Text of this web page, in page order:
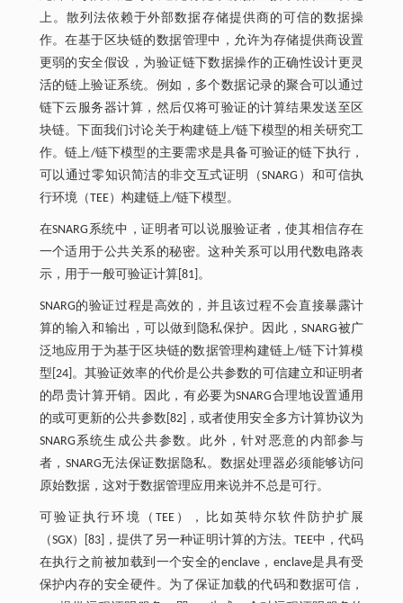
上。散列法依赖于外部数据存储提供商的可信的数据操
作。在基于区块链的数据管理中，允许为存储提供商设置
更弱的安全假设，为验证链下数据操作的正确性设计更灵
活的链上验证系统。例如，多个数据记录的聚合可以通过
链下云服务器计算，然后仅将可验证的计算结果发送至区
块链。下面我们讨论关于构建链上/链下模型的相关研究工
作。链上/链下模型的主要需求是具备可验证的链下执行，
可以通过零知识简洁的非交互式证明（SNARG）和可信执
行环境（TEE）构建链上/链下模型。
在SNARG系统中，证明者可以说服验证者，使其相信存在
一个适用于公共关系的秘密。这种关系可以用代数电路表
示，用于一般可验证计算[81]。
SNARG的验证过程是高效的，并且该过程不会直接暴露计
算的输入和输出，可以做到隐私保护。因此，SNARG被广
泛地应用于为基于区块链的数据管理构建链上/链下计算模
型[24]。其验证效率的代价是公共参数的可信建立和证明者
的昂贵计算开销。因此，有必要为SNARG合理地设置通用
的或可更新的公共参数[82]，或者使用安全多方计算协议为
SNARG系统生成公共参数。此外，针对恶意的内部参与
者，SNARG无法保证数据隐私。数据处理器必须能够访问
原始数据，这对于数据管理应用来说并不总是可行。
可验证执行环境（TEE），比如英特尔软件防护扩展
（SGX）[83]，提供了另一种证明计算的方法。TEE中，代码
在执行之前被加载到一个安全的enclave，enclave是具有受
保护内存的安全硬件。为了保证加载的代码和数据可信，